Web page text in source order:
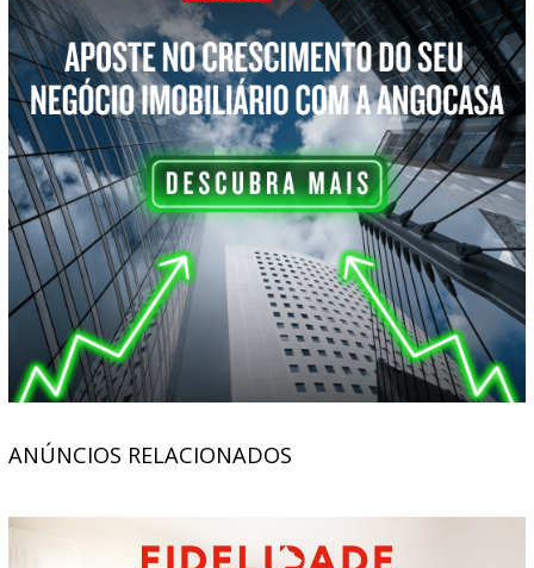
ANÚNCIOS RELACIONADOS